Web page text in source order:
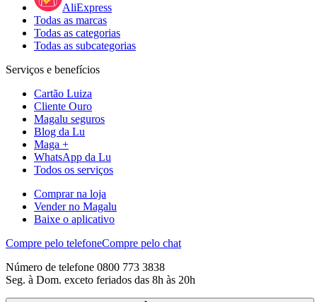
AliExpress
Todas as marcas
Todas as categorias
Todas as subcategorias
Serviços e benefícios
Cartão Luiza
Cliente Ouro
Magalu seguros
Blog da Lu
Maga +
WhatsApp da Lu
Todos os serviços
Comprar na loja
Vender no Magalu
Baixe o aplicativo
Compre pelo telefoneCompre pelo chat
Número de telefone 0800 773 3838
Seg. à Dom. exceto feriados das 8h às 20h